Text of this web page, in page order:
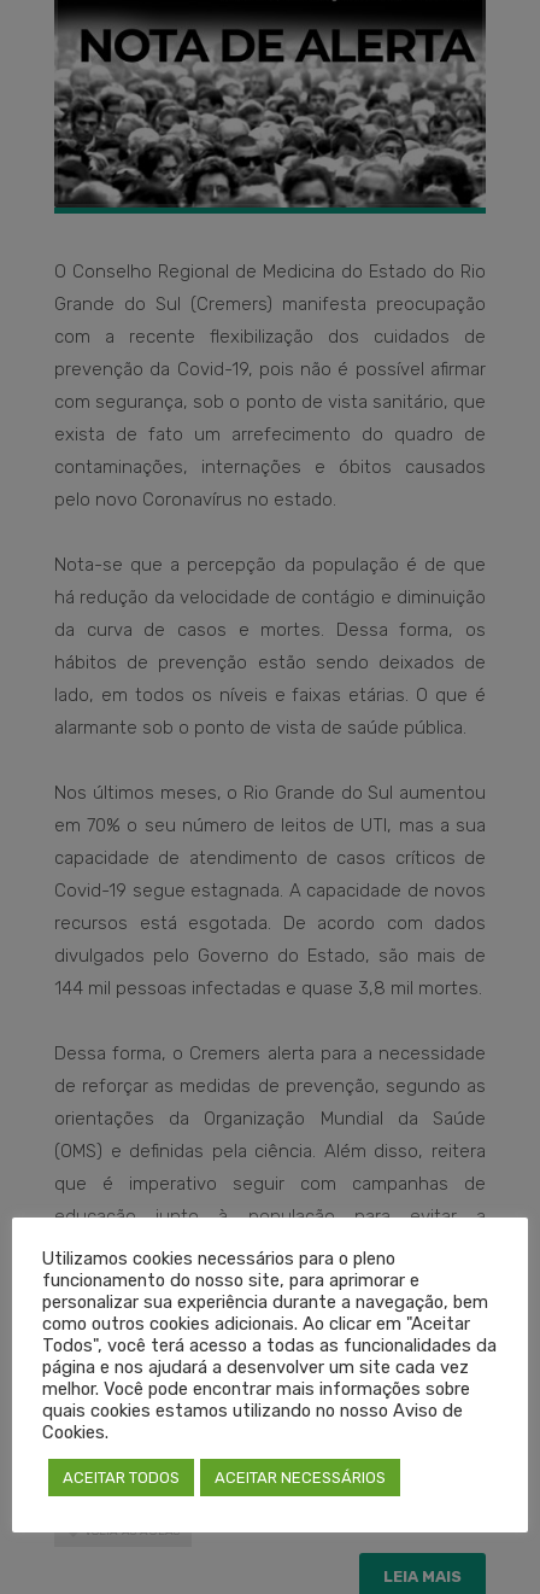
O Conselho Regional de Medicina do Estado do Rio
Grande do Sul (Cremers) manifesta preocupação
com a recente flexibilização dos cuidados de
prevenção da Covid-19, pois não é possível afirmar
com segurança, sob o ponto de vista sanitário, que
exista de fato um arrefecimento do quadro de
contaminações, internações e óbitos causados
pelo novo Coronavírus no estado.
Nota-se que a percepção da população é de que
há redução da velocidade de contágio e diminuição
da curva de casos e mortes. Dessa forma, os
hábitos de prevenção estão sendo deixados de
lado, em todos os níveis e faixas etárias. O que é
alarmante sob o ponto de vista de saúde pública.
Nos últimos meses, o Rio Grande do Sul aumentou
em 70% o seu número de leitos de UTI, mas a sua
capacidade de atendimento de casos críticos de
Covid-19 segue estagnada. A capacidade de novos
recursos está esgotada. De acordo com dados
divulgados pelo Governo do Estado, são mais de
144 mil pessoas infectadas e quase 3,8 mil mortes.
Dessa forma, o Cremers alerta para a necessidade
de reforçar as medidas de prevenção, segundo as
orientações da Organização Mundial da Saúde
(OMS) e definidas pela ciência. Além disso, reitera
que é imperativo seguir com campanhas de
educação junto à população para evitar a
propagação da Covid-19.
Dr. Carlos Isaia Filho
Presidente do Cremers
VOLTA ÀS AULAS
LEIA MAIS
Utilizamos cookies necessários para o pleno
funcionamento do nosso site, para aprimorar e
personalizar sua experiência durante a navegação, bem
como outros cookies adicionais. Ao clicar em "Aceitar
Todos", você terá acesso a todas as funcionalidades da
página e nos ajudará a desenvolver um site cada vez
melhor. Você pode encontrar mais informações sobre
quais cookies estamos utilizando no nosso Aviso de
Cookies.
ACEITAR TODOS ACEITAR NECESSÁRIOS